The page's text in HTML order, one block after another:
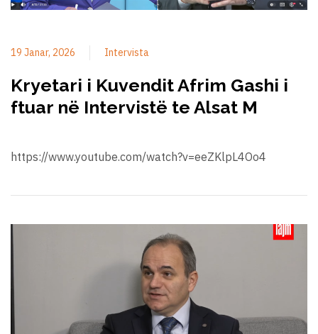
19 Janar, 2026 Intervista
Kryetari i Kuvendit Afrim Gashi i
ftuar në Intervistë te Alsat M
https://www.youtube.com/watch?v=eeZKlpL4Oo4